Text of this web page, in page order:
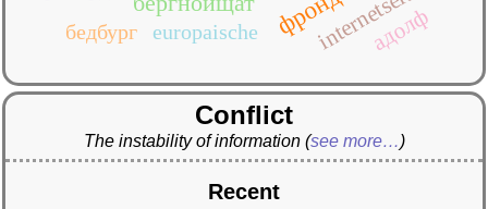
адолф
europaische
бедбург
Conflict
The instability of information (see more…)
Recent